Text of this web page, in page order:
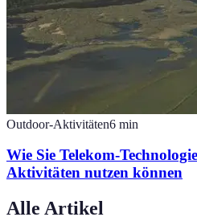
Outdoor-Aktivitäten6 min
Wie Sie Telekom-
Aktivitäten nutzen können
Alle Artikel